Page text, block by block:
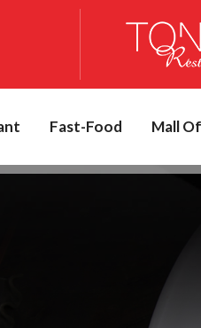
Fast-Food Mall